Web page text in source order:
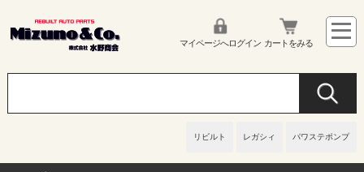
リビルト レガシィ パワステポンプ
マイページへログイン カートをみる